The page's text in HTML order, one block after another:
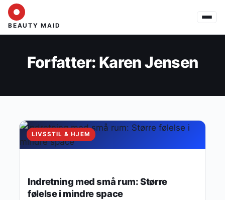
BEAUTY MAID
Forfatter: Karen Jensen
LIVSSTIL & HJEM
Indretning med små rum: Større
følelse i mindre space